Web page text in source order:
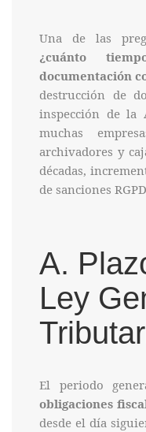
Una de las
¿cuánto
documentación
destrucción de
inspección de la
muchas
archivadores y
décadas,
de sanciones
A.
Ley
El periodo
obligaciones
desde el día